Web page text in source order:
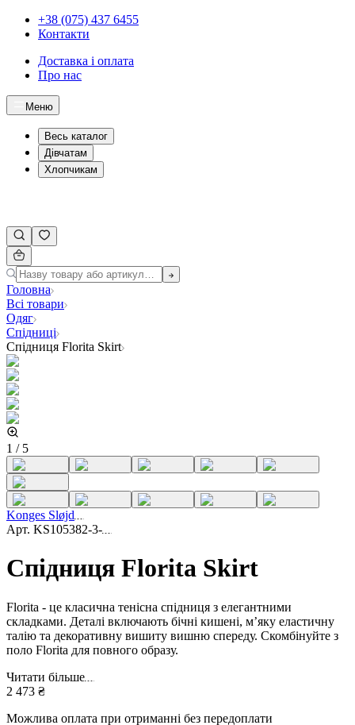
+38 (075) 437 6455
Контакти
Доставка і оплата
Про нас
Меню
Весь каталог
Дівчатам
Хлопчикам
Головна
Всі товари
Одяг
Спідниці
Спідниця Florita Skirt
1 / 5
Konges Sløjd
Арт. KS105382-3-
Спідниця Florita Skirt
Florita - це класична тенісна спідниця з елегантними
складками. Деталі включають бічні кишені, м’яку еластичну
талію та декоративну вишиту вишню спереду. Скомбінуйте з
поло Florita для повного образу.
Читати більше
2 473 ₴
Можлива оплата при отриманні без передоплати